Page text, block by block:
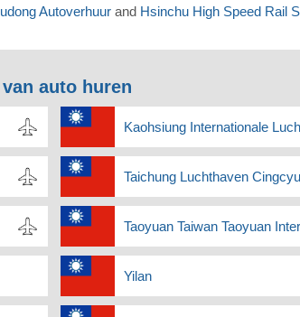
Autoverhuur and Hsinchu High Speed Rail
auto huren
Kaohsiung Internationale
Taichung Luchthaven
Taoyuan Taiwan Taoyuan
Yilan